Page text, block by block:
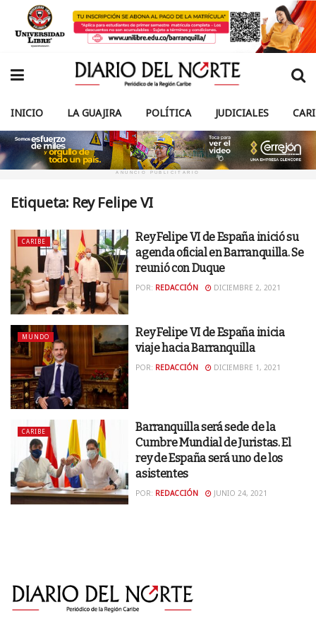
INICIO LA GUAJIRA POLÍTICA JUDICIALES
ANUNCIO PUBLICITARIO
Etiqueta: Rey Felipe VI
CARIBE
Rey Felipe VI de España inició su
agenda oficial en Barranquilla. Se
reunió con Duque
POR: REDACCIÓN DICIEMBRE 2, 2021
MUNDO
Rey Felipe VI de España inicia
viaje hacia Barranquilla
POR: REDACCIÓN DICIEMBRE 1, 2021
CARIBE
Barranquilla será sede de la
Cumbre Mundial de Juristas. El
rey de España será uno de los
asistentes
POR: REDACCIÓN JUNIO 24, 2021